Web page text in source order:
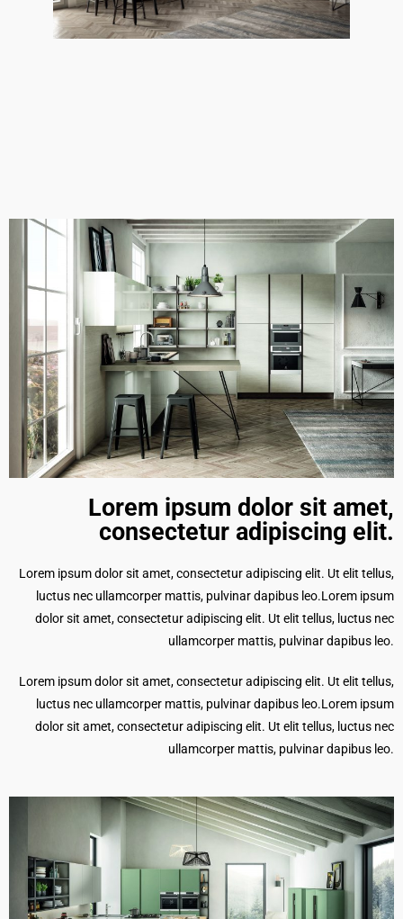
Lorem ipsum dolor sit amet,
consectetur adipiscing elit.​
Lorem ipsum dolor sit amet, consectetur adipiscing elit. Ut elit tellus,
luctus nec ullamcorper mattis, pulvinar dapibus leo.Lorem ipsum
dolor sit amet, consectetur adipiscing elit. Ut elit tellus, luctus nec
ullamcorper mattis, pulvinar dapibus leo.
Lorem ipsum dolor sit amet, consectetur adipiscing elit. Ut elit tellus,
luctus nec ullamcorper mattis, pulvinar dapibus leo.Lorem ipsum
dolor sit amet, consectetur adipiscing elit. Ut elit tellus, luctus nec
ullamcorper mattis, pulvinar dapibus leo.